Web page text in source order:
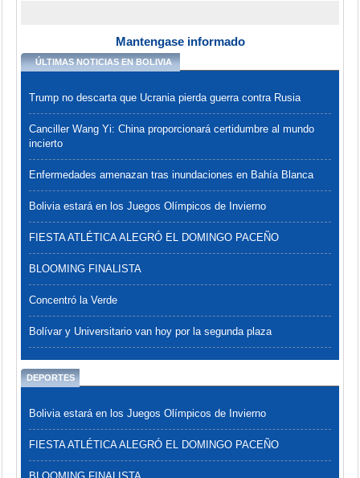
Mantengase informado
ÚLTIMAS NOTICIAS EN BOLIVIA
Trump no descarta que Ucrania pierda guerra contra Rusia
Canciller Wang Yi: China proporcionará certidumbre al mundo
incierto
Enfermedades amenazan tras inundaciones en Bahía Blanca
Bolivia estará en los Juegos Olímpicos de Invierno
FIESTA ATLÉTICA ALEGRÓ EL DOMINGO PACEÑO
BLOOMING FINALISTA
Concentró la Verde
Bolívar y Universitario van hoy por la segunda plaza
DEPORTES
Bolivia estará en los Juegos Olímpicos de Invierno
FIESTA ATLÉTICA ALEGRÓ EL DOMINGO PACEÑO